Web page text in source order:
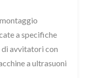
a specifiche
avvitatori con
a ultrasuoni